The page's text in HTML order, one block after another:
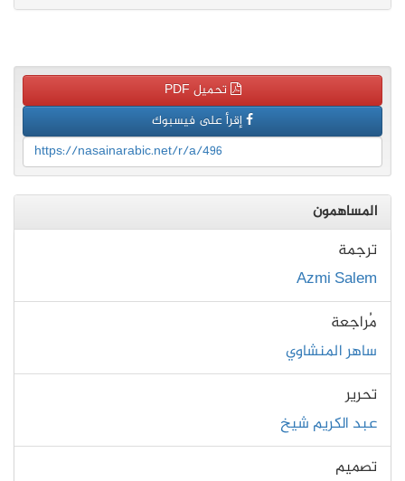
تحميل PDF
إقرأ على فيسبوك
https://nasainarabic.net/r/a/496
المساهمون
ترجمة
Azmi Salem
مُراجعة
ساهر المنشاوي
تحرير
عبد الكريم شيخ
تصميم